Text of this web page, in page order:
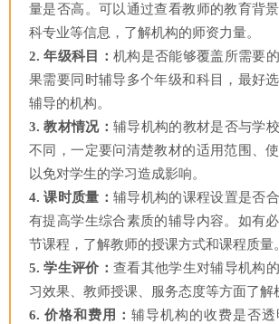
量是否高。可以通过查看教师的教育背
科专业等信息，了解机构的师资力量。
2. 年级科目： 机构是否能够覆盖所需要
果需要同时辅导多个年级和科目，最好
辅导的机构。
3. 教材情况： 辅导机构的教材是否与学
不同，一定要问清楚教材的适用范围、
以免对学生的学习造成影响。
4. 课时质量： 辅导机构的课程设置是否
有提高学生综合素质的辅导内容。如有
节课程，了解教师的授课方式和课程质量。
5. 学生评价： 查看其他学生对辅导机构
习效果、教师授课、服务态度等方面了解
6. 价格和费用： 辅导机构的收费是否